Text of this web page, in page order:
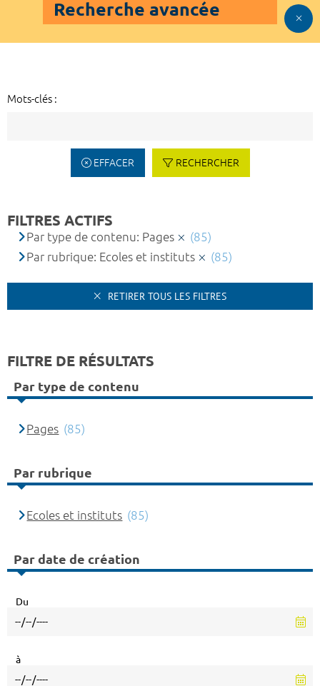
Recherche avancée
Mots-clés :
EFFACER RECHERCHER
FILTRES ACTIFS
Par type de contenu: Pages
(85)
Par rubrique: Ecoles et instituts
(85)
RETIRER TOUS LES FILTRES
FILTRE DE RÉSULTATS
Par type de contenu
Pages (85)
Par rubrique
Ecoles et instituts (85)
Par date de création
Du
à